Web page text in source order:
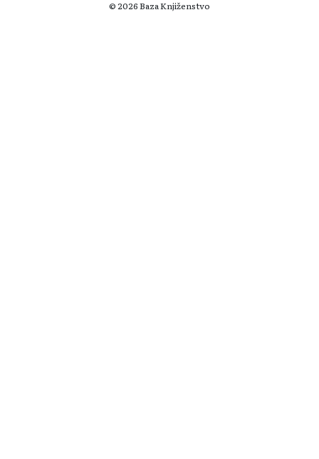
© 2026 Baza Knjiženstvo